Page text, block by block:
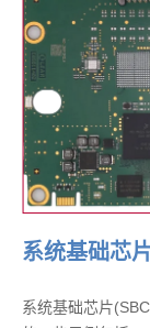
系统基础芯
系统基础芯片